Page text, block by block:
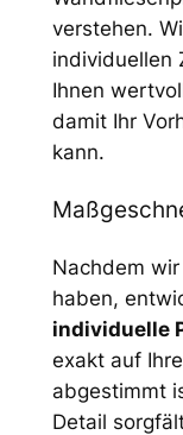
verstehen.
individuellen
Ihnen
damit Ihr
kann.
Nachdem
haben,
individuelle
exakt auf
abgestimmt
Detail